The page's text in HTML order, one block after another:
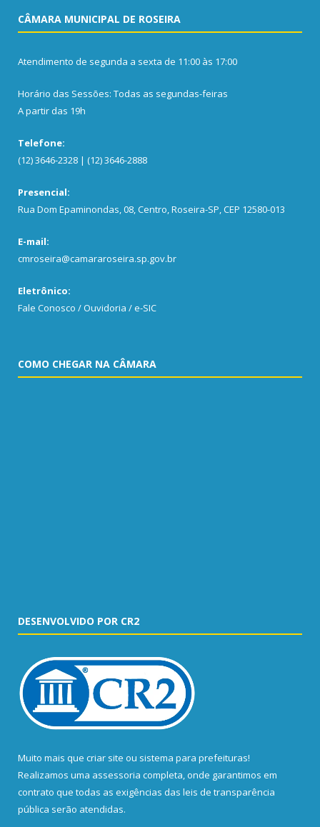
CÂMARA MUNICIPAL DE ROSEIRA
Atendimento de segunda a sexta de 11:00 às 17:00
Horário das Sessões: Todas as segundas-feiras
A partir das 19h
Telefone:
(12) 3646-2328 | (12) 3646-2888
Presencial:
Rua Dom Epaminondas, 08, Centro, Roseira-SP, CEP 12580-013
E-mail:
cmroseira@camararoseira.sp.gov.br
Eletrônico:
Fale Conosco / Ouvidoria / e-SIC
COMO CHEGAR NA CÂMARA
DESENVOLVIDO POR CR2
Muito mais que criar site ou sistema para prefeituras!
Realizamos uma assessoria completa, onde garantimos em
contrato que todas as exigências das leis de transparência
pública serão atendidas.